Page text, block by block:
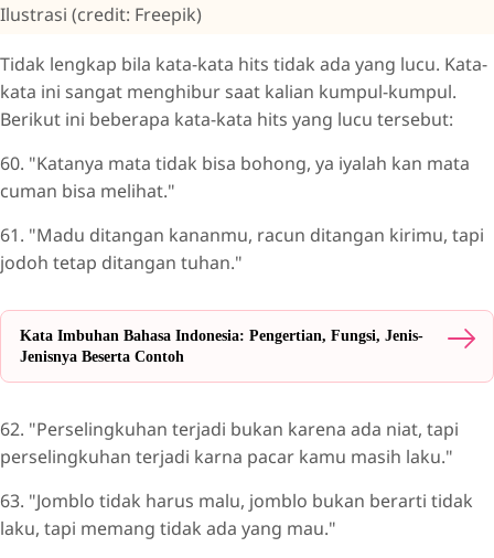
Ilustrasi (credit: Freepik)
Tidak lengkap bila kata-kata hits tidak ada yang lucu. Kata-
kata ini sangat menghibur saat kalian kumpul-kumpul.
Berikut ini beberapa kata-kata hits yang lucu tersebut:
60. "Katanya mata tidak bisa bohong, ya iyalah kan mata
cuman bisa melihat."
61. "Madu ditangan kananmu, racun ditangan kirimu, tapi
jodoh tetap ditangan tuhan."
Kata Imbuhan Bahasa Indonesia: Pengertian, Fungsi, Jenis-
Jenisnya Beserta Contoh
62. "Perselingkuhan terjadi bukan karena ada niat, tapi
perselingkuhan terjadi karna pacar kamu masih laku."
63. "Jomblo tidak harus malu, jomblo bukan berarti tidak
laku, tapi memang tidak ada yang mau."